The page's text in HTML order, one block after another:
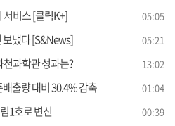
서비스 [클릭K+] 05:05
보냈다 [S&News] 05:21
과학관 성과는? 13:02
출량 대비 30.4% 감축 01:04
1호로 변신 00:39